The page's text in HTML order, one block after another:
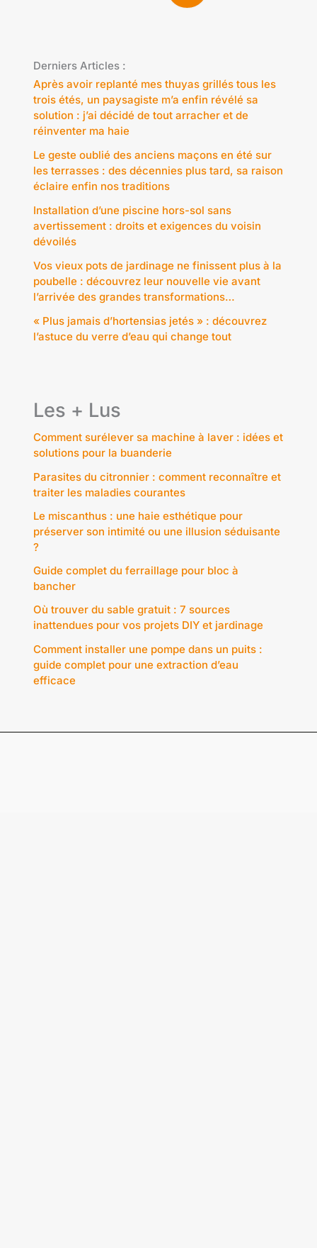
Derniers Articles :
Après avoir replanté mes thuyas grillés tous les
trois étés, un paysagiste m’a enfin révélé sa
solution : j’ai décidé de tout arracher et de
réinventer ma haie
Le geste oublié des anciens maçons en été sur
les terrasses : des décennies plus tard, sa raison
éclaire enfin nos traditions
Installation d’une piscine hors-sol sans
avertissement : droits et exigences du voisin
dévoilés
Vos vieux pots de jardinage ne finissent plus à la
poubelle : découvrez leur nouvelle vie avant
l’arrivée des grandes transformations…
« Plus jamais d’hortensias jetés » : découvrez
l’astuce du verre d’eau qui change tout
Les + Lus
Comment surélever sa machine à laver : idées et
solutions pour la buanderie
Parasites du citronnier : comment reconnaître et
traiter les maladies courantes
Le miscanthus : une haie esthétique pour
préserver son intimité ou une illusion séduisante
?
Guide complet du ferraillage pour bloc à
bancher
Où trouver du sable gratuit : 7 sources
inattendues pour vos projets DIY et jardinage
Comment installer une pompe dans un puits :
guide complet pour une extraction d’eau
efficace